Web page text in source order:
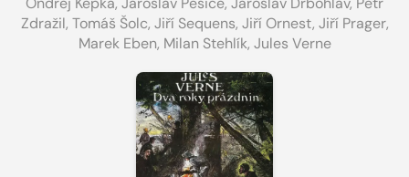
Zdražil, Tomáš Šolc, Jiří Sequens, Jiří Ornest, Jiří Prager,
Marek Eben, Milan Stehlík, Jules Verne